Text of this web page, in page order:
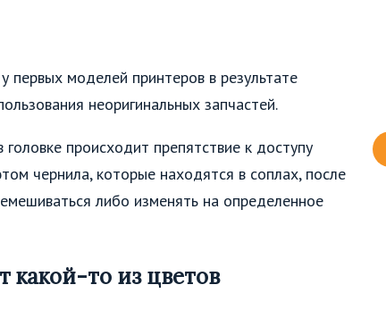
первых моделей принтеров в результате
неоригинальных запчастей.
происходит препятствие к доступу
чернила, которые находятся в соплах, после
либо изменять на определенное
какой-то из цветов